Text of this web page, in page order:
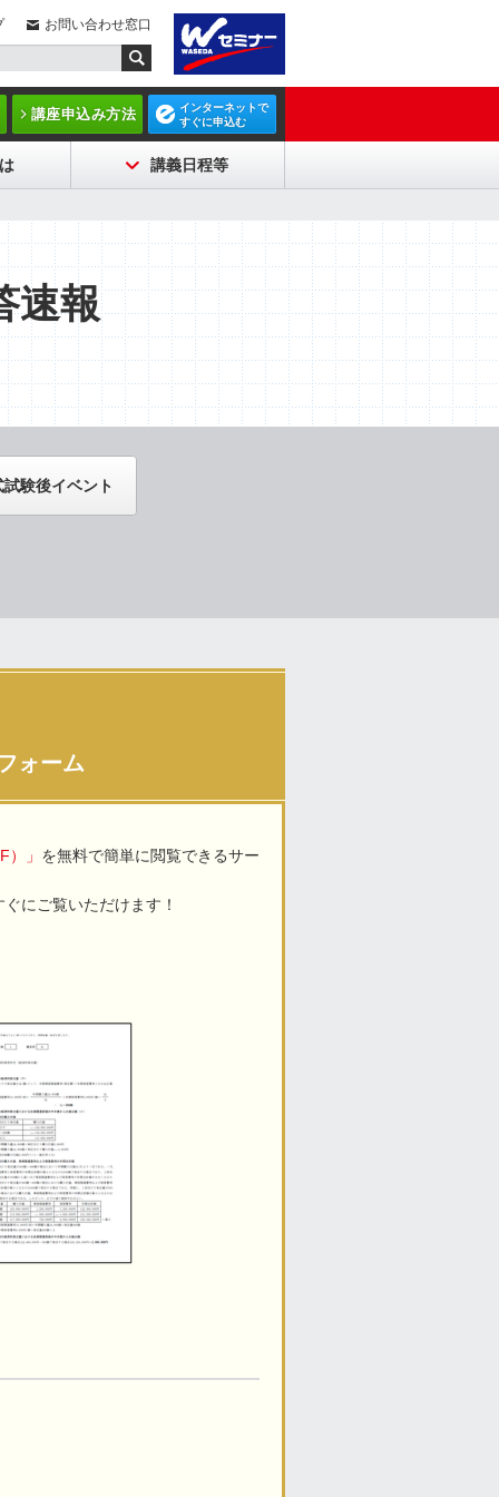
お問い合わせ窓口
講座申込み方法
インターネットで
すぐに申込む
講義日程等
速報
験後イベント
ォーム
」 を無料で簡単に閲覧できるサー
にご覧いただけます！